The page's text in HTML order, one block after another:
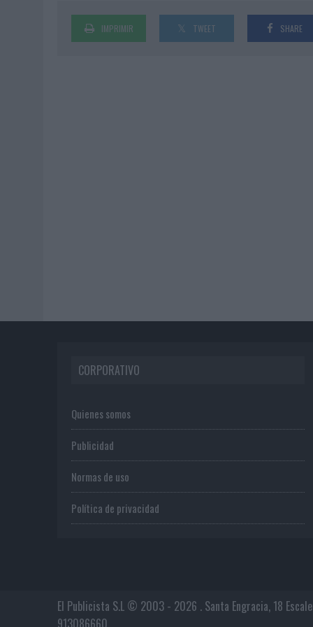
IMPRIMIR TWEET SHARE
CORPORATIVO
Quienes somos
Publicidad
Normas de uso
Política de privacidad
El Publicista S.L © 2003 - 2026 . Santa Engracia, 18
913086660.